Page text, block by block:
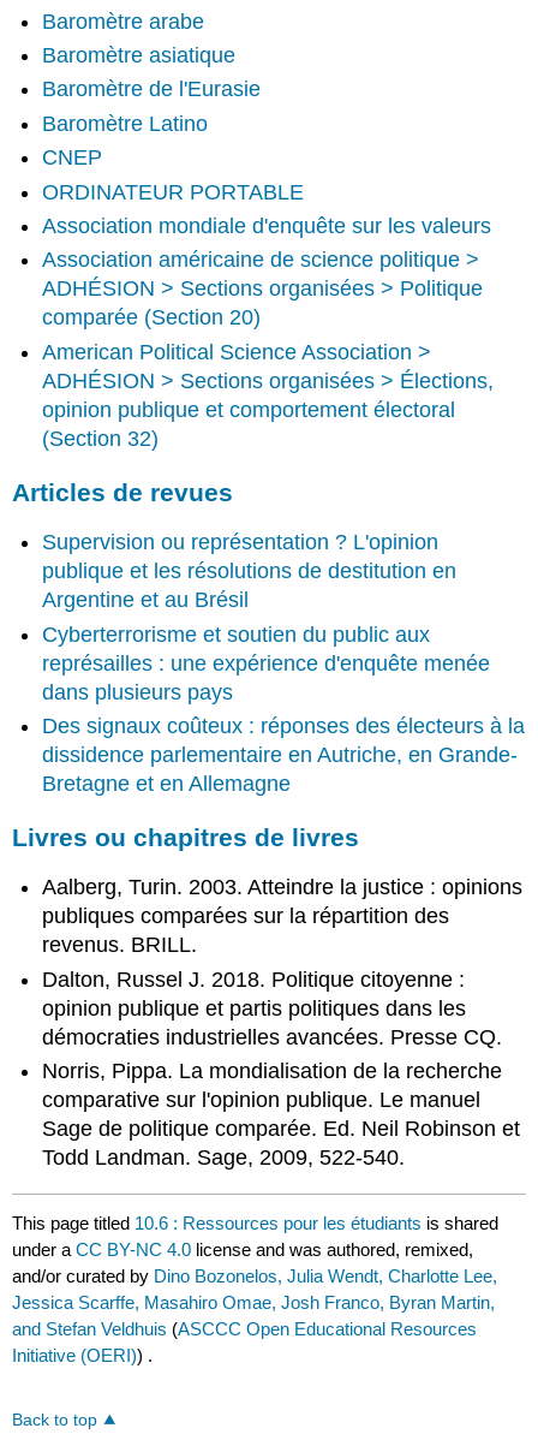
Baromètre arabe
Baromètre asiatique
Baromètre de l'Eurasie
Baromètre Latino
CNEP
ORDINATEUR PORTABLE
Association mondiale d'enquête sur les valeurs
Association américaine de science politique >
ADHÉSION > Sections organisées > Politique
comparée (Section 20)
American Political Science Association >
ADHÉSION > Sections organisées > Élections,
opinion publique et comportement électoral
(Section 32)
Articles de revues
Supervision ou représentation ? L'opinion
publique et les résolutions de destitution en
Argentine et au Brésil
Cyberterrorisme et soutien du public aux
représailles : une expérience d'enquête menée
dans plusieurs pays
Des signaux coûteux : réponses des électeurs à la
dissidence parlementaire en Autriche, en Grande-
Bretagne et en Allemagne
Livres ou chapitres de livres
Aalberg, Turin. 2003. Atteindre la justice : opinions
publiques comparées sur la répartition des
revenus. BRILL.
Dalton, Russel J. 2018. Politique citoyenne :
opinion publique et partis politiques dans les
démocraties industrielles avancées. Presse CQ.
Norris, Pippa. La mondialisation de la recherche
comparative sur l'opinion publique. Le manuel
Sage de politique comparée. Ed. Neil Robinson et
Todd Landman. Sage, 2009, 522-540.
This page titled 10.6 : Ressources pour les étudiants is shared
under aCC BY-NC 4.0 license and was authored, remixed,
and/or curated by Dino Bozonelos, Julia Wendt, Charlotte Lee,
Jessica Scarffe, Masahiro Omae, Josh Franco, Byran Martin,
and Stefan Veldhuis (ASCCC Open Educational Resources
Initiative (OERI)) .
Back to top